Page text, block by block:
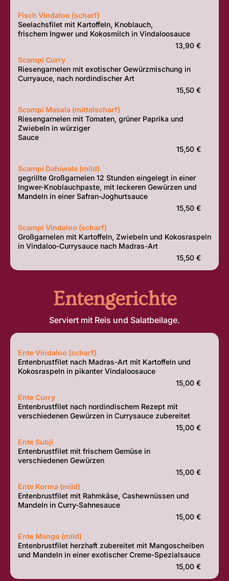
Fisch Vindaloo (scharf)
Seelachsfilet mit Kartoffeln, Knoblauch,
frischem Ingwer und Kokosmilch in Vindaloosauce
13,90 €
Scampi Curry
Riesengarnelen mit exotischer Gewürzmischung in
Curryauce, nach nordindischer Art
15,50 €
Scampi Masala (mittelscharf)
Riesengarnelen mit Tomaten, grüner Paprika und
Zwiebeln in würziger
Sauce
15,50 €
Scampi Dahiwala (mild)
gegrillte Großgarnelen 12 Stunden eingelegt in einer
Ingwer-Knoblauchpaste, mit leckeren Gewürzen und
Mandeln in einer Safran-Joghurtsauce
15,50 €
Scampi Vindaloo (scharf)
Großgarnelen mit Kartoffeln, Zwiebeln und Kokosraspeln
in Vindaloo-Currysauce nach Madras-Art
15,50 €
Entengerichte
Serviert mit Reis und Salatbeilage.
Ente Vindaloo (scharf)
Entenbrustfilet nach Madras-Art mit Kartoffeln und
Kokosraspeln in pikanter Vindaloosauce
15,00 €
Ente Curry
Entenbrustfilet nach nordindischem Rezept mit
verschiedenen Gewürzen in Currysauce zubereitet
15,00 €
Ente Subji
Entenbrustfilet mit frischem Gemüse in
verschiedenen Gewürzen
15,00 €
Ente Korma (mild)
Entenbrustfilet mit Rahmkäse, Cashewnüssen und
Mandeln in Curry-Sahnesauce
15,00 €
Ente Mango (mild)
Entenbrustfilet herzhaft zubereitet mit Mangoscheiben
und Mandeln in einer exotischer Creme-Spezialsauce
15,00 €